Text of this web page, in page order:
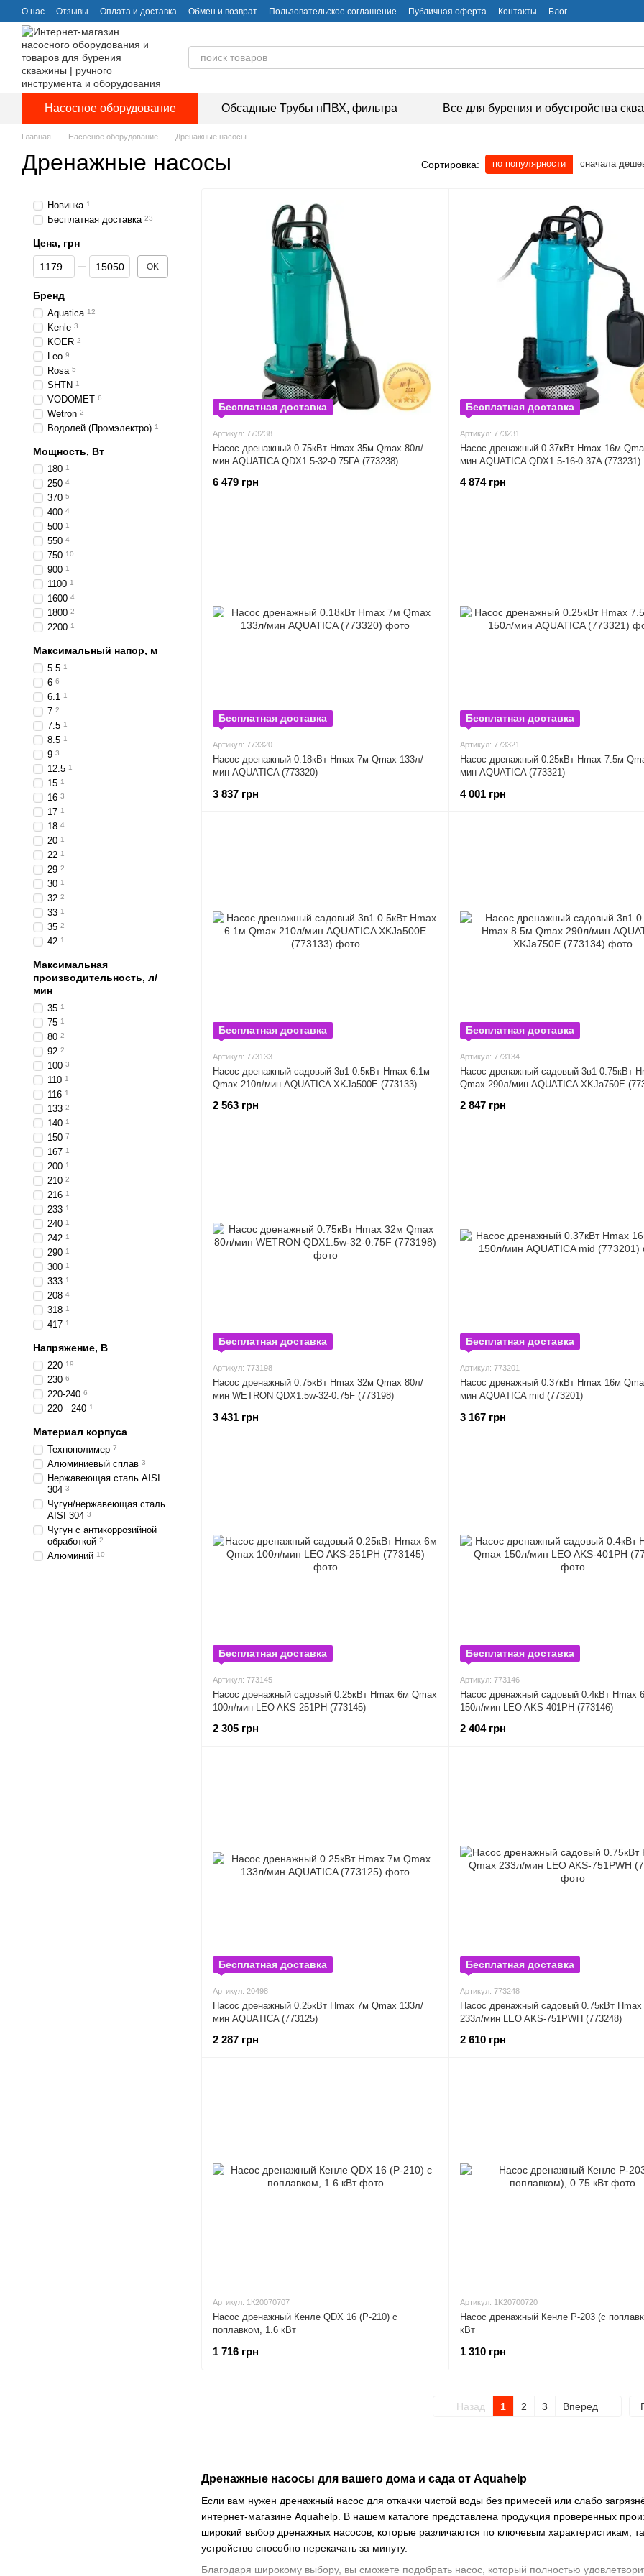
Перейти к основному контенту
О нас Отзывы Оплата и доставка Обмен и возврат Пользовательское соглашение Публичная оферта Контакты Блог
Насосное оборудование Обсадные Трубы нПВХ, фильтра Все для бурения и обустройства
Главная Насосное оборудование Дренажные насосы
Дренажные насосы Сортировка: по популярности сначала
Дренажные насосы для вашего дома и сада от Aquahelp
Если вам нужен дренажный насос для откачки чистой воды без примесей или слабо
интернет-магазине Aquahelp. В нашем каталоге представлена продукция проверенных
широкий выбор дренажных насосов, которые различаются по ключевым характеристикам,
устройство способно перекачать за минуту.
Благодаря широкому выбору, вы сможете подобрать насос, который полностью
Бесплатная доставка
Артикул: 773238
Насос дренажный 0.75кВт Hmax 35м Qmax 80л/
мин AQUATICA QDX1.5-32-0.75FA (773238)
6 479 грн
Бесплатная доставка
Артикул: 773231
Насос дренажный 0.37кВт Hmax 16м
мин AQUATICA QDX1.5-16-0.37A (773231)
4 874 грн
Бесплатная доставка
Артикул: 773320
Насос дренажный 0.18кВт Hmax 7м Qmax 133л/
мин AQUATICA (773320)
3 837 грн
Бесплатная доставка
Артикул: 773321
Насос дренажный 0.25кВт Hmax 7.5м
мин AQUATICA (773321)
4 001 грн
Бесплатная доставка
Артикул: 773133
Насос дренажный садовый 3в1 0.5кВт Hmax 6.1м
Qmax 210л/мин AQUATICA XKJa500E (773133)
2 563 грн
Бесплатная доставка
Артикул: 773134
Насос дренажный садовый 3в1 0.75кВт
Qmax 290л/мин AQUATICA XKJa750E
2 847 грн
Бесплатная доставка
Артикул: 773198
Насос дренажный 0.75кВт Hmax 32м Qmax 80л/
мин WETRON QDX1.5w-32-0.75F (773198)
3 431 грн
Бесплатная доставка
Артикул: 773201
Насос дренажный 0.37кВт Hmax 16м
мин AQUATICA mid (773201)
3 167 грн
Бесплатная доставка
Артикул: 773145
Насос дренажный садовый 0.25кВт Hmax 6м Qmax
100л/мин LEO AKS-251PH (773145)
2 305 грн
Бесплатная доставка
Артикул: 773146
Насос дренажный садовый 0.4кВт Hmax
150л/мин LEO AKS-401PH (773146)
2 404 грн
Бесплатная доставка
Артикул: 20498
Насос дренажный 0.25кВт Hmax 7м Qmax 133л/
мин AQUATICA (773125)
2 287 грн
Бесплатная доставка
Артикул: 773248
Насос дренажный садовый 0.75кВт
233л/мин LEO AKS-751PWH (773248)
2 610 грн
Артикул: 1К20070707
Насос дренажный Кенле QDX 16 (P-210) с
поплавком, 1.6 кВт
1 716 грн
Артикул: 1K20700720
Насос дренажный Кенле P-203 (с
кВт
1 310 грн
Назад 1 2 3 Вперед
Новинка 1
Бесплатная доставка 23
Цена, грн
От Цена, грн
До Цена, грн OK
Бренд
Aquatica 12
Kenle 3
KOER 2
Leo 9
Rosa 5
SHTN 1
VODOMET 6
Wetron 2
Водолей (Промэлектро) 1
Мощность, Вт
180 1
250 4
370 5
400 4
500 1
550 4
750 10
900 1
1100 1
1600 4
1800 2
2200 1
Максимальный напор, м
5.5 1
6 6
6.1 1
7 2
7.5 1
8.5 1
9 3
12.5 1
15 1
16 3
17 1
18 4
20 1
22 1
29 2
30 1
32 2
33 1
35 2
42 1
Максимальная
производительность, л/
мин
35 1
75 1
80 2
92 2
100 3
110 1
116 1
133 2
140 1
150 7
167 1
200 1
210 2
216 1
233 1
240 1
242 1
290 1
300 1
333 1
208 4
318 1
417 1
Напряжение, В
220 19
230 6
220-240 6
220 - 240 1
Материал корпуса
Технополимер 7
Алюминиевый сплав 3
Нержавеющая сталь AISI
304 3
Чугун/нержавеющая сталь
AISI 304 3
Чугун с антикоррозийной
обработкой 2
Алюминий 10